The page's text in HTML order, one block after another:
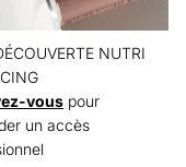
NUTRI
vous pour
un accès